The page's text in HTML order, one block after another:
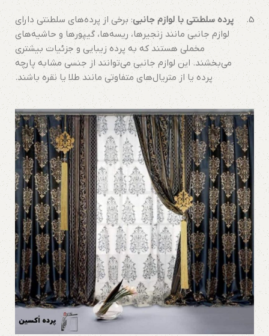
پرده سلطنتی با لوازم جانبی: برخی از پرده‌های سلطنتی دارای
لوازم جانبی مانند زنجیرها، ریسه‌ها، گیپورها و حاشیه‌های
مخملی هستند که به پرده زیبایی و جزئیات بیشتری
می‌بخشند. این لوازم جانبی می‌توانند از جنسی مشابه پارچه
پرده یا از متریال‌های متفاوتی مانند طلا یا نقره باشند.